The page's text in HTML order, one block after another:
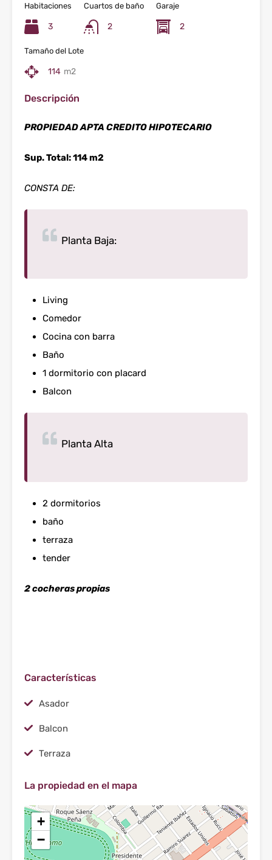
Habitaciones
3
Cuartos de baño
2
Garaje
2
Tamaño del Lote
114 m2
Descripción
PROPIEDAD APTA CREDITO HIPOTECARIO
Sup. Total: 114 m2
CONSTA DE:
Planta Baja:
Living
Comedor
Cocina con barra
Baño
1 dormitorio con placard
Balcon
Planta Alta
2 dormitorios
baño
terraza
tender
2 cocheras propias
Características
Asador
Balcon
Terraza
La propiedad en el mapa
+
−